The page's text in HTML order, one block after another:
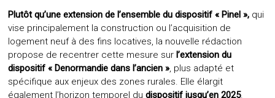
Plutôt qu’une extension de l’ensemble du dispositif « Pinel », qui
vise principalement la construction ou l’acquisition de
logement neuf à des fins locatives, la nouvelle rédaction
propose de recentrer cette mesure surl’extension du
dispositif « Denormandie dans l’ancien », plus adapté et
spécifique aux enjeux des zones rurales. Elle élargit
également l’horizon temporel dudispositif jusqu’en 2025.